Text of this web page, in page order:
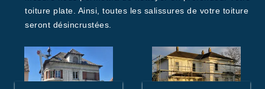
toiture plate. Ainsi, toutes les salissures de votre toiture
seront désincrustées.